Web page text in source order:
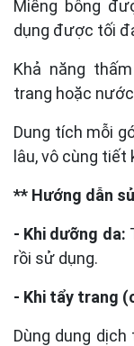
Miếng bông
dụng được tối
Khả năng
trang hoặc
Dung tích mỗi
lâu, vô cùng tiết
** Hướng dẫn
- Khi dưỡng da:
rồi sử dụng.
- Khi tẩy trang
Dùng dung